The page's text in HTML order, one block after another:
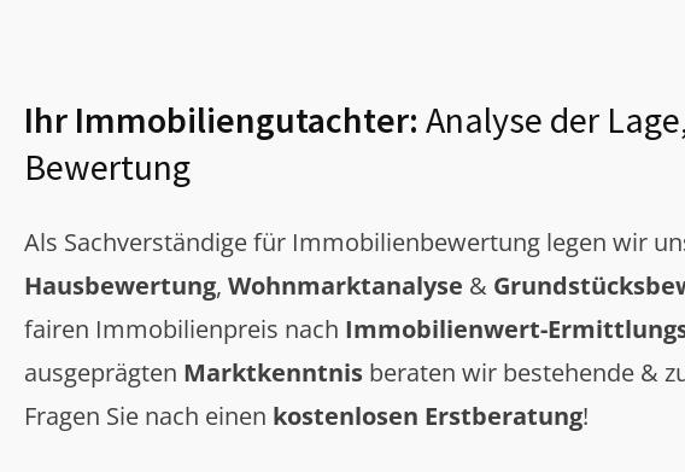
Ihr Immobiliengutachter: Analyse der
Bewertung
Als Sachverständige für Immobilienbewertung legen wir
Hausbewertung, Wohnmarktanalyse &
fairen Immobilienpreis nach Immobilienwert-
ausgeprägten Marktkenntnis beraten wir bestehende &
Fragen Sie nach einen kostenlosen Erstberatung!